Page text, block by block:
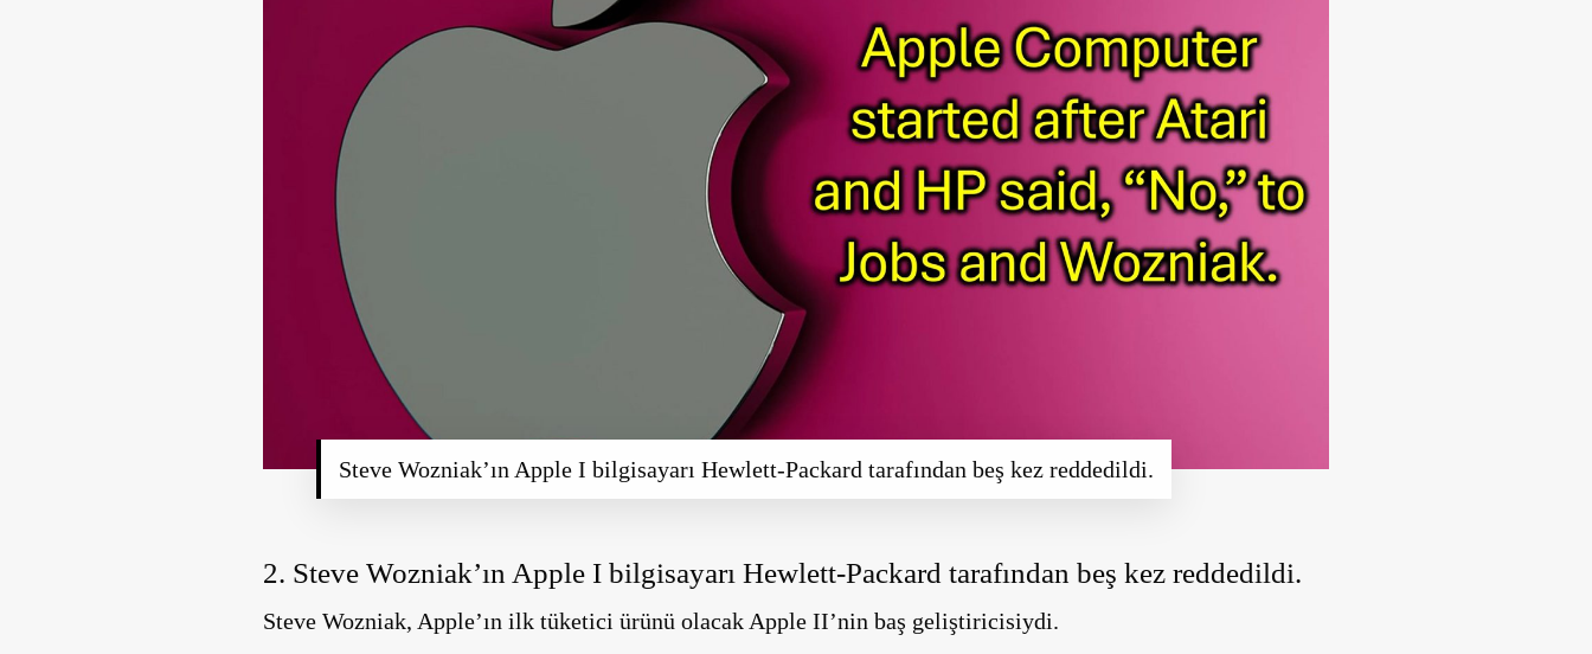
Steve Wozniak’ın Apple I bilgisayarı Hewlett-Packard tarafından beş kez reddedildi.
2. Steve Wozniak’ın Apple I bilgisayarı Hewlett-Packard tarafından beş kez reddedildi.
Steve Wozniak, Apple’ın ilk tüketici ürünü olacak Apple II’nin baş geliştiricisiydi.